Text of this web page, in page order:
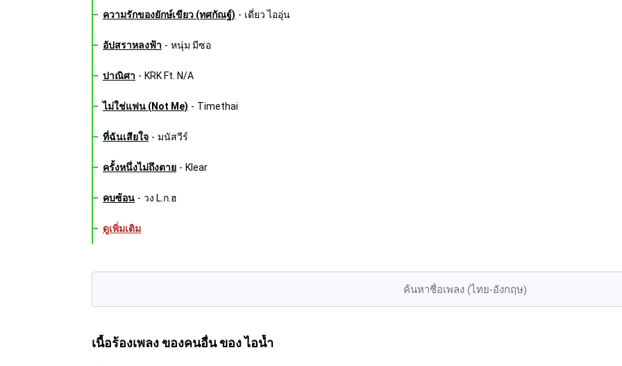
ความรักของยักษ์เขียว (ทศกัณฐ์) - เดี่ยว ไออุ่น
อัปสราหลงฟ้า - หนุ่ม มีซอ
ปาณิศา - KRK Ft. N/A
ไม่ใช่แฟน (Not Me) - Timethai
ที่ฉันเสียใจ - มนัสวีร์
ครั้งหนึ่งไม่ถึงตาย - Klear
คบซ้อน - วง L.ก.ฮ
ดูเพิ่มเติม
เนื้อร้องเพลง ของคนอื่นของ ไอน้ำ